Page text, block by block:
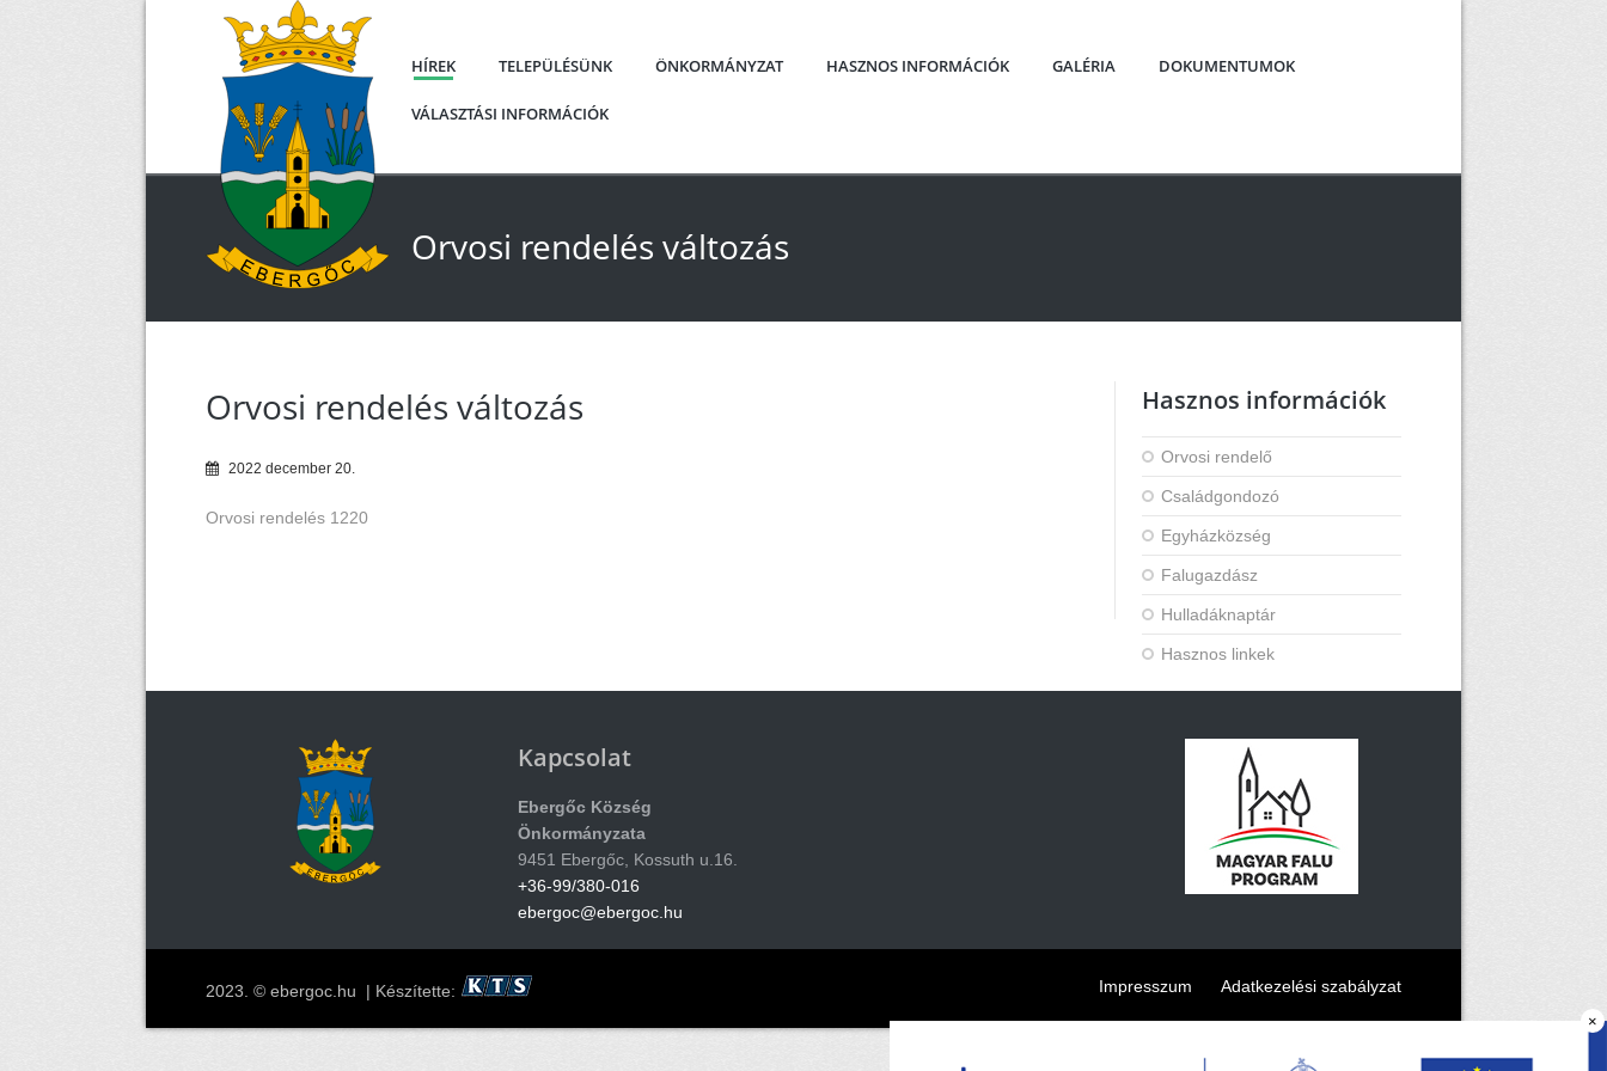
×
HÍREK TELEPÜLÉSÜNK ÖNKORMÁNYZAT HASZNOS INFORMÁCIÓK GALÉRIA DOKUMENTUMOK
VÁLASZTÁSI INFORMÁCIÓK
Orvosi rendelés változás
Orvosi rendelés változás
2022 december 20.
Orvosi rendelés 1220
Hasznos információk
Orvosi rendelő
Családgondozó
Egyházközség
Falugazdász
Hulladáknaptár
Hasznos linkek
Kapcsolat
Ebergőc Község
Önkormányzata
9451 Ebergőc, Kossuth u.16.
+36-99/380-016
ebergoc@ebergoc.hu
Impresszum Adatkezelési szabályzat
2023. © ebergoc.hu | Készítette: